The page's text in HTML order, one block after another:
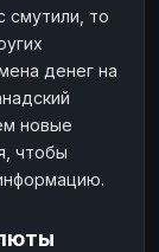
смутили, то
денег на
новые
чтобы